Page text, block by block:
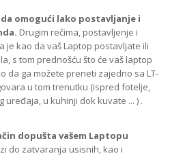
omogući lako postavljanje i
Drugim rečima, postavljenje i
je kao da vaš Laptop postavljate ili
s tom prednošću što će vaš laptop
da ga možete preneti zajedno sa LT-
u tom trenutku (ispred fotelje,
u kuhinji dok kuvate ... ) .
dopušta vašem Laptopu
do zatvaranja usisnih, kao i